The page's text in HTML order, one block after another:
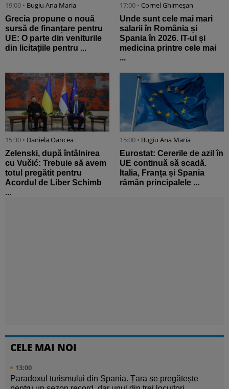
19:00 • Bugiu ⁠Ana Maria
Grecia propune o nouă
sursă de finanțare pentru
UE: O parte din veniturile
din licitațiile pentru ...
17:00 • Cornel Ghimeșan
Unde sunt cele mai mari
salarii în România și
Spania în 2026. IT-ul și
medicina printre cele mai
...
15:30 • Daniela Oancea
Zelenski, după întâlnirea
cu Vučić: Trebuie să avem
totul pregătit pentru
Acordul de Liber Schimb
...
15:00 • Bugiu ⁠Ana Maria
Eurostat: Cererile de azil în
UE continuă să scadă.
Italia, Franța și Spania
rămân principalele ...
CELE MAI NOI
13:00
Paradoxul turismului din Spania. Țara se pregătește